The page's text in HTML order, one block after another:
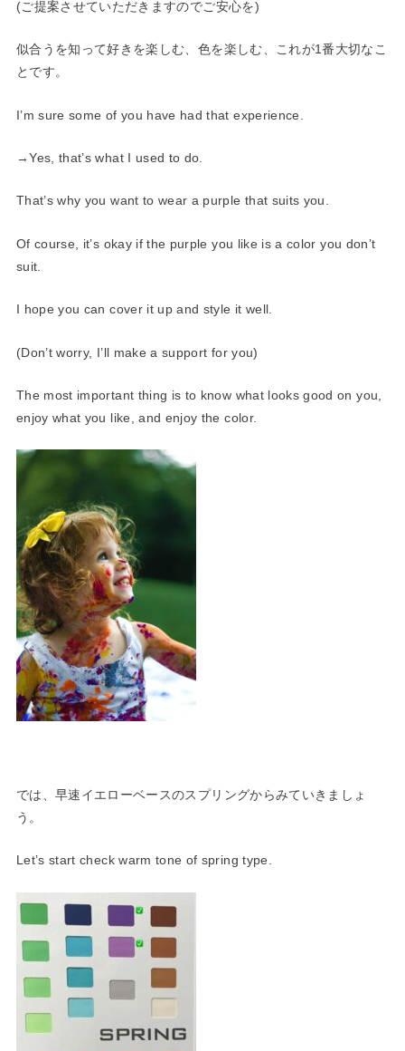
(ご提案させていただきますのでご安心を)
似合うを知って好きを楽しむ、色を楽しむ、これが1番大切なこ
と です。
I’m sure some of you have had that experience.
→Yes, that’s what I used to do.
That’s why you want to wear a purple that suits you.
Of course, it’s okay if the purple you like is a color you don’t
suit.
I hope you can cover it up and style it well.
(Don’t worry, I’ll make a support for you)
The most important thing is to know what looks good on you,
enjoy what you like, and enjoy the color.
では、早速イエローベースのスプリングからみていきましょ
う。
Let’s start check warm tone of spring type.